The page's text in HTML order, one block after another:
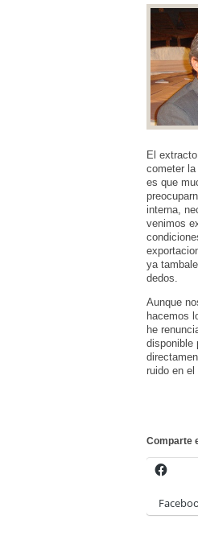
El
cometer
es que
interna,
venimos
ya
dedos.
Aunque
hacemos
he
disponible
ruido en
Comparte